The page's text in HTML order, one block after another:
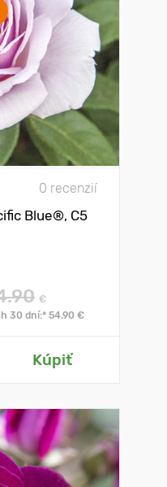
0 recenzií
Blue®, C5
€
30 dní:* 54.90 €
Kúpiť